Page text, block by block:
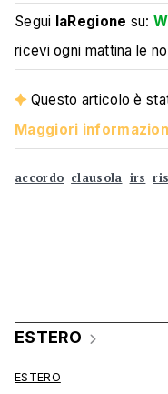
Segui laRegione su:
ricevi ogni mattina le
Questo articolo è
Maggiori
accordo clausola irs
ESTERO
ESTERO